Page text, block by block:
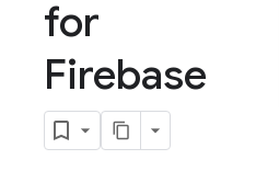
for
Firebase